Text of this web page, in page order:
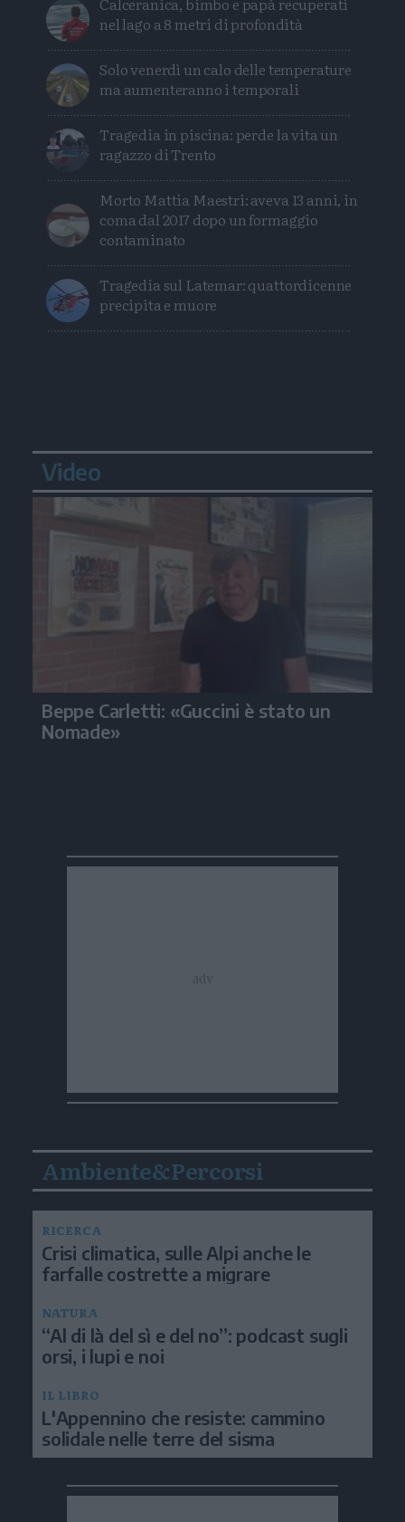
nel lago a 8 metri di profondità
Solo venerdì un calo delle temperature
ma aumenteranno i temporali
Tragedia in piscina: perde la vita un
ragazzo di Trento
Morto Mattia Maestri: aveva 13 anni, in
coma dal 2017 dopo un formaggio
contaminato
Tragedia sul Latemar: quattordicenne
precipita e muore
Video
Beppe Carletti: «Guccini è stato un
Nomade»
Ambiente&Percorsi
RICERCA
Crisi climatica, sulle Alpi anche le
farfalle costrette a migrare
NATURA
“Al di là del sì e del no”: podcast sugli
orsi, i lupi e noi
IL LIBRO
L'Appennino che resiste: cammino
solidale nelle terre del sisma